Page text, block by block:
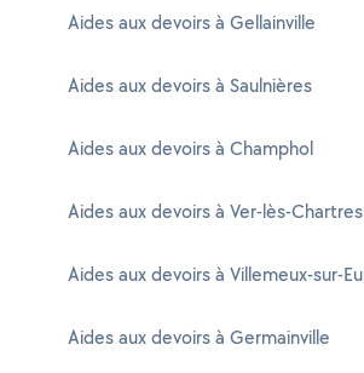
Aides aux devoirs à Gellainville
Aides aux devoirs à Saulnières
Aides aux devoirs à Champhol
Aides aux devoirs à Ver-lès-Chartres
Aides aux devoirs à Villemeux-sur-
Aides aux devoirs à Germainville